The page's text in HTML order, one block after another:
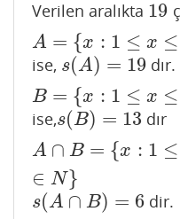
Verilen aralıkta 19
19
A = {x : 1 ≤ x ≤
A= {x: 1≤x ≤39 x= 2k k∈
ise, s(A) = 19
s(A)=19 dır.
B = {x : 1 ≤ x ≤
B= {x: 1≤x ≤ 39 x= 3k k∈
ise,s(B) = 13
s(B)=13 dır
A ∩ B = {x : 1 ≤
∈ N }
A∩B ={x :1≤ x≤39 x= 6k
s(A ∩ B) = 6
s(A∩ B) =6 dir.